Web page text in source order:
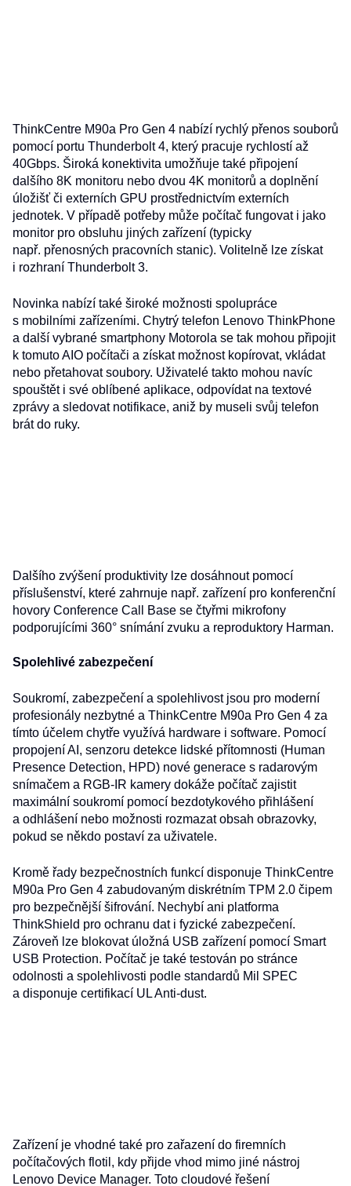
ThinkCentre M90a Pro Gen 4 nabízí rychlý přenos souborů
pomocí portu Thunderbolt 4, který pracuje rychlostí až
40Gbps. Široká konektivita umožňuje také připojení
dalšího 8K monitoru nebo dvou 4K monitorů a doplnění
úložišť či externích GPU prostřednictvím externích
jednotek. V případě potřeby může počítač fungovat i jako
monitor pro obsluhu jiných zařízení (typicky
např. přenosných pracovních stanic). Volitelně lze získat
i rozhraní Thunderbolt 3.
Novinka nabízí také široké možnosti spolupráce
s mobilními zařízeními. Chytrý telefon Lenovo ThinkPhone
a další vybrané smartphony Motorola se tak mohou připojit
k tomuto AIO počítači a získat možnost kopírovat, vkládat
nebo přetahovat soubory. Uživatelé takto mohou navíc
spouštět i své oblíbené aplikace, odpovídat na textové
zprávy a sledovat notifikace, aniž by museli svůj telefon
brát do ruky.
Dalšího zvýšení produktivity lze dosáhnout pomocí
příslušenství, které zahrnuje např. zařízení pro konferenční
hovory Conference Call Base se čtyřmi mikrofony
podporujícími 360° snímání zvuku a reproduktory Harman.
Spolehlivé zabezpečení
Soukromí, zabezpečení a spolehlivost jsou pro moderní
profesionály nezbytné a ThinkCentre M90a Pro Gen 4 za
tímto účelem chytře využívá hardware i software. Pomocí
propojení AI, senzoru detekce lidské přítomnosti (Human
Presence Detection, HPD) nové generace s radarovým
snímačem a RGB-IR kamery dokáže počítač zajistit
maximální soukromí pomocí bezdotykového přihlášení
a odhlášení nebo možnosti rozmazat obsah obrazovky,
pokud se někdo postaví za uživatele.
Kromě řady bezpečnostních funkcí disponuje ThinkCentre
M90a Pro Gen 4 zabudovaným diskrétním TPM 2.0 čipem
pro bezpečnější šifrování. Nechybí ani platforma
ThinkShield pro ochranu dat i fyzické zabezpečení.
Zároveň lze blokovat úložná USB zařízení pomocí Smart
USB Protection. Počítač je také testován po stránce
odolnosti a spolehlivosti podle standardů Mil SPEC
a disponuje certifikací UL Anti-dust.
Zařízení je vhodné také pro zařazení do firemních
počítačových flotil, kdy přijde vhod mimo jiné nástroj
Lenovo Device Manager. Toto cloudové řešení